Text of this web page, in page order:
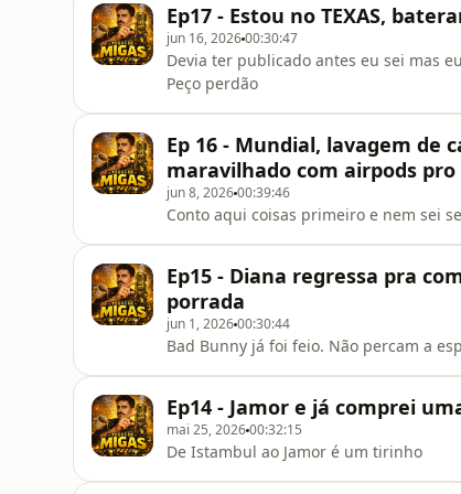
Ep17 - Estou no TEXAS,
jun 16, 202600:30:47
Devia ter publicado antes eu sei mas
Peço perdão
Ep 16 - Mundial, lavagem de
maravilhado com airpods pro
jun 8, 202600:39:46
Conto aqui coisas primeiro e nem sei
Ep15 - Diana regressa pra
porrada
jun 1, 202600:30:44
Bad Bunny já foi feio. Não percam a
Ep14 - Jamor e já comprei
mai 25, 202600:32:15
De Istambul ao Jamor é um tirinho